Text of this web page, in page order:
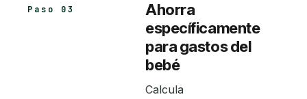
Paso 03
Ahorra
específicamente
para gastos del
bebé
Calcula